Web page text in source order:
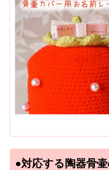
●対応する陶器骨